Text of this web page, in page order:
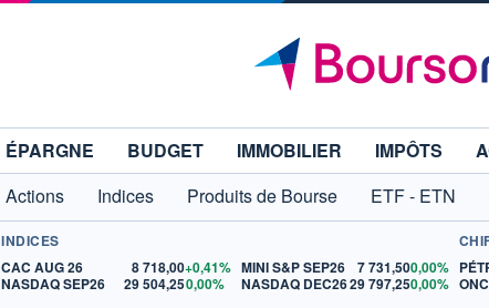
ÉPARGNE BUDGET IMMOBILIER IMPÔTS
Actions Indices Produits de Bourse ETF - ETN
INDICES
CAC AUG 26
8 718,00+0,41%
NASDAQ SEP26
29 504,250,00%
MINI S&P SEP26 7 731,500,00%
NASDAQ DEC2629 797,250,00%